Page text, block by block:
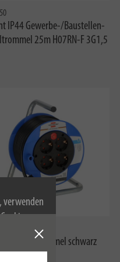
verwenden
zu.
IP44 Gewerbe-/Baustellen-
25m H07RN-F 3G1,5
Kabeltrommel schwarz